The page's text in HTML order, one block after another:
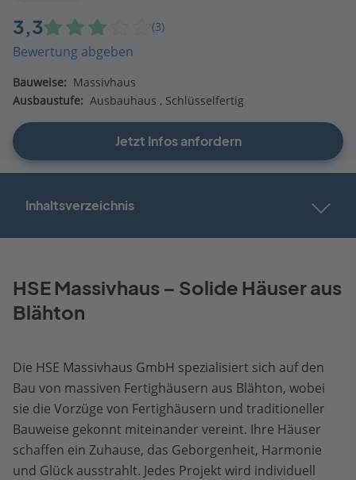
3,3 (3)
Bewertung abgeben
Bauweise: Massivhaus
Ausbaustufe: Ausbauhaus Schlüsselfertig
Jetzt Infos anfordern
Inhaltsverzeichnis
HSE Massivhaus – Solide Häuser aus
Blähton
Die HSE Massivhaus GmbH spezialisiert sich auf den
Bau von massiven Fertighäusern aus Blähton, wobei
sie die Vorzüge von Fertighäusern und traditioneller
Bauweise gekonnt miteinander vereint. Ihre Häuser
schaffen ein Zuhause, das Geborgenheit, Harmonie
und Glück ausstrahlt. Jedes Projekt wird individuell